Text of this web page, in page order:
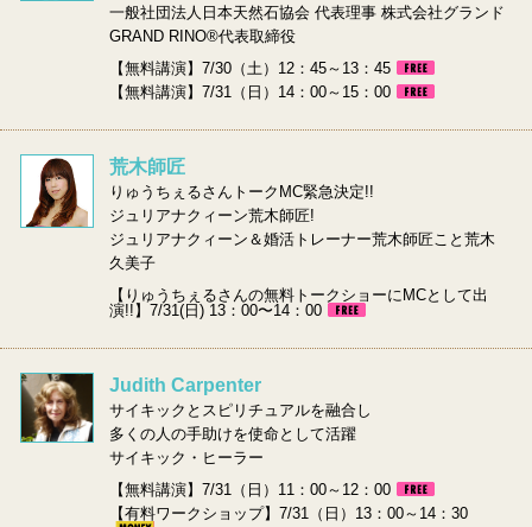
一般社団法人日本天然石協会 代表理事 株式会社グランド
GRAND RINO®代表取締役
【無料講演】7/30（土）12：45～13：45
【無料講演】7/31（日）14：00～15：00
荒木師匠
りゅうちぇるさんトークMC緊急決定!!
ジュリアナクィーン荒木師匠!
ジュリアナクィーン＆婚活トレーナー荒木師匠こと荒木
久美子
【りゅうちぇるさんの無料トークショーにMCとして出
演!!】7/31(日) 13：00〜14：00
Judith Carpenter
サイキックとスピリチュアルを融合し
多くの人の手助けを使命として活躍
サイキック・ヒーラー
【無料講演】7/31（日）11：00～12：00
【有料ワークショップ】7/31（日）13：00～14：30